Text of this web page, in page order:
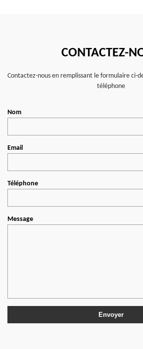
CONTACTEZ-
Contactez-nous en remplissant le formulaire ci-
téléphone
Nom
Email
Téléphone
Message